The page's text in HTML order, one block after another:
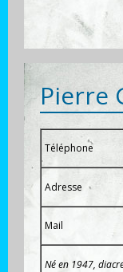
Pierre
Téléphone
Adresse
Mail
Né en 1947,